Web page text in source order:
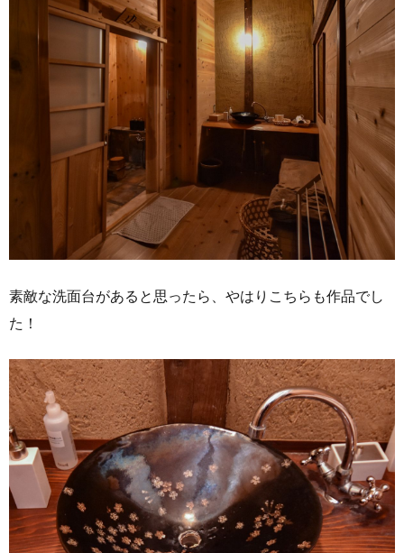
素敵な洗面台があると思ったら、やはりこちらも作品でし
た！